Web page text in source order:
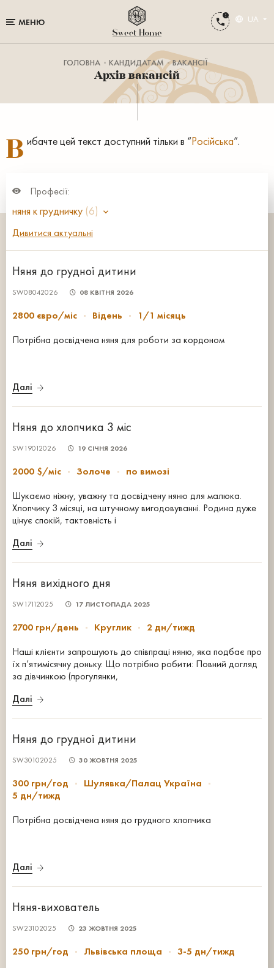
МЕНЮ UA
ГОЛОВНА КАНДИДАТАМ ВАКАНСІЇ
Архів вакансій
В ибачте цей текст доступний тільки в “Російська”.
Професії:
няня к грудничку (6)
Дивитися актуальні
Няня до грудної дитини
SW08042026 08 КВІТНЯ 2026
2800 євро/міс Відень
1/1 місяць
Потрібна досвідчена няня для роботи за кордоном
Далі
Няня до хлопчика 3 міс
SW19012026 19 СІЧНЯ 2026
2000 $/міс Золоче
по вимозі
Шукаємо ніжну, уважну та досвідчену няню для малюка.
Хлопчику 3 місяці, на штучному вигодовуванні. Родина дуже
цінує спокій, тактовність і
Далі
Няня вихідного дня
SW17112025 17 ЛИСТОПАДА 2025
2700 грн/день Круглик
2 дн/тижд
Наші клієнти запрошують до співпраці няню, яка подбає про
їх п’ятимісячну доньку. Що потрібно робити: Повний догляд
за дівчинкою (прогулянки,
Далі
Няня до грудної дитини
SW30102025 30 ЖОВТНЯ 2025
300 грн/год
Шулявка/Палац Україна
5 дн/тижд
Потрібна досвідчена няня до грудного хлопчика
Далі
Няня-вихователь
SW23102025 23 ЖОВТНЯ 2025
250 грн/год Львівська площа
3-5 дн/тижд